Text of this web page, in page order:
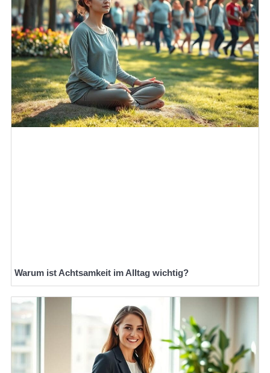
Warum ist Achtsamkeit im Alltag wichtig?